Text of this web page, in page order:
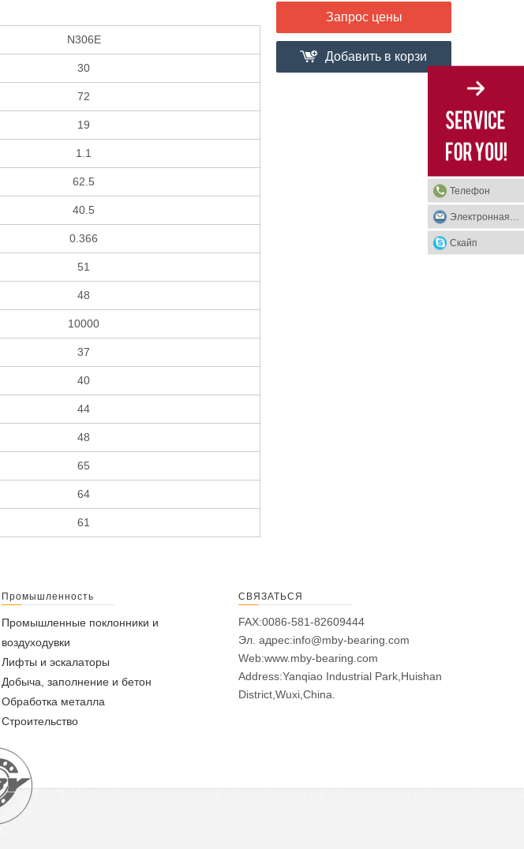
Запрос цены
Добавить в корзи
N306E
30
72
19
1.1
62.5
40.5
0.366
51
48
10000
37
40
44
48
65
64
61
Промышленность
Промышленные поклонники и
воздуходувки
Лифты и эскалаторы
Добыча, заполнение и бетон
Обработка металла
Строительство
СВЯЗАТЬСЯ
FAX:0086-581-82609444
Эл. адрес:info@mby-bearing.com
Web:www.mby-bearing.com
Address:Yanqiao Industrial Park,Huishan
District,Wuxi,China.
Телефон
Скайп